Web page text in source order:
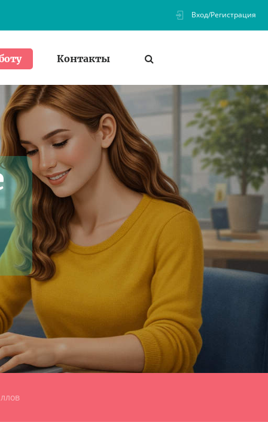
Вход/Регистрация
Контакты